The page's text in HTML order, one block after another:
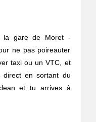
la gare de Moret -
ne pas poireauter
taxi ou un VTC, et
direct en sortant du
et tu arrives à